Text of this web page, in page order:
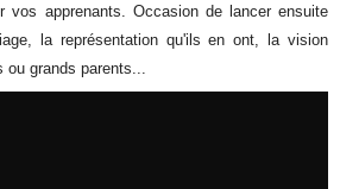
vos apprenants. Occasion de lancer ensuite
la représentation qu'ils en ont, la vision
grands parents...